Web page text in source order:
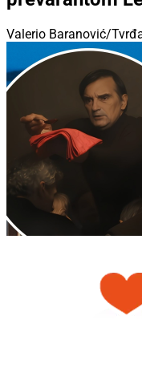
Valerio Baranović/